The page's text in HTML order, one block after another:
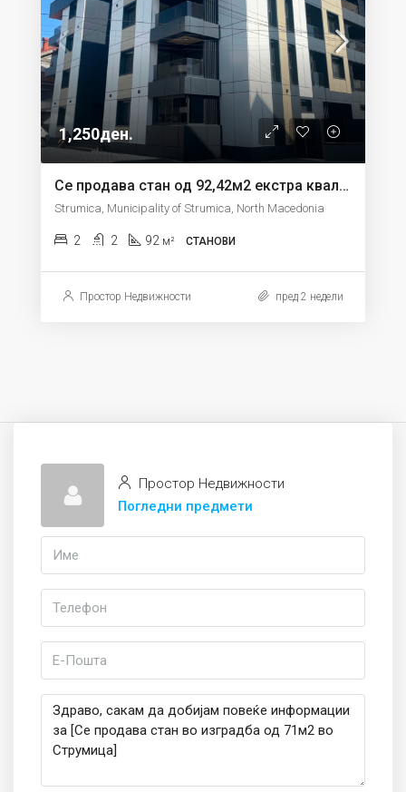
1,250ден.
Се продава стан од 92,42м2 екстра квалитет во Струмица
Strumica, Municipality of Strumica, North Macedonia
2 2 92 м² СТАНОВИ
Простор Недвижности пред 2 недели
Простор Недвижности
Погледни предмети